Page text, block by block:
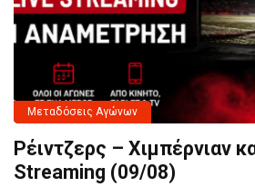
Μεταδόσεις Αγώνων
Ρέιντζερς – Χιμπέρνιαν
Streaming (09/08)